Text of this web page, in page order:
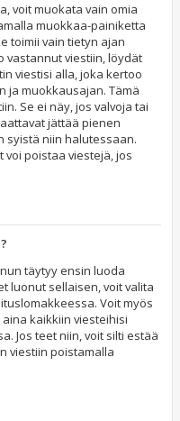
voit muokata vain omia
muokkaa-painiketta
toimii vain tietyn ajan
vastannut viestiin, löydät
viestisi alla, joka kertoo
ja muokkausajan. Tämä
Se ei näy, jos valvoja tai
jättää pienen
syistä niin halutessaan.
poistaa viestejä, jos
täytyy ensin luoda
luonut sellaisen, voit valita
Voit myös
kaikkiin viesteihisi
Jos teet niin, voit silti estää
viestiin poistamalla